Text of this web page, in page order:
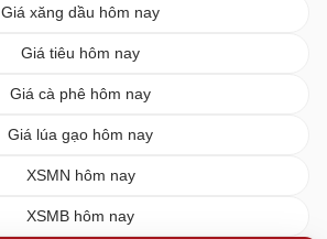
Giá xăng dầu hôm nay
Giá tiêu hôm nay
Giá cà phê hôm nay
Giá lúa gạo hôm nay
XSMN hôm nay
XSMB hôm nay